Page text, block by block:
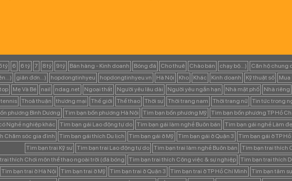
tỷ 6 6 tỷ 7 8 tỷ 9 tỷ Bán hàng - Kinh doanh Bóng đá Cho thuê Chào bán chạy bộ...)
Căn hộ chung
giản đơn...) hopdongtinhyeu hopdongtinhyeu.vn Hà Nội Kho Khác Kinh doanh Kỹ thuật số
Mua
Mẹ Và Bé nail ndag.net Ngoại thất Người yêu lâu dài Người yêu ngắn hạn Nhà mặt phố
Nhà riêng
tennis Thoả thuận thương mại Thế giới Thể thao Thời sự Thời trang nam Thời trang nữ
Tin tức trong
phương Bình Dương
Tìm bạn bốn phương Hà Nội Tìm bạn bốn phương Mỹ
Tìm bạn bốn phương TP Hồ
Nghề nghiệp khác
Tìm bạn gái Lao động tự do Tìm bạn gái làm nghề Buôn bán
Tìm bạn gái nghề Làm
Chăm sóc gia đình
Tìm bạn gái thích Du lịch Tìm bạn gái ở Mỹ Tìm bạn gái ở Quận 3
Tìm bạn gái ở TP
Tìm bạn trai Kỹ sư
Tìm bạn trai Lao động tự do Tìm bạn trai làm nghề Buôn bán
Tìm bạn trai thích
thích Chơi môn thể thao ngoài trời (đá bóng
Tìm bạn trai thích Công việc & sự nghiệp
Tìm bạn trai thích
Tìm bạn trai ở Hà Nội
Tìm bạn trai ở Mỹ Tìm bạn trai ở Quận 3 Tìm bạn trai ở TP Hồ Chí Minh
Tìm bạn tâm sự